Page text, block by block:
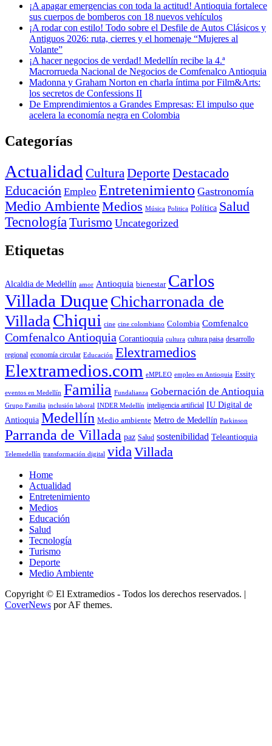
¡A apagar emergencias con toda la actitud! Antioquia fortalece
sus cuerpos de bomberos con 18 nuevos vehículos
¡A rodar con estilo! Todo sobre el Desfile de Autos Clásicos y
Antiguos 2026: ruta, cierres y el homenaje “Mujeres al
Volante”
¡A hacer negocios de verdad! Medellín recibe la 4.ª
Macrorrueda Nacional de Negocios de Comfenalco Antioquia
Madonna y Graham Norton en charla íntima por Film&Arts:
los secretos de Confessions II
De Emprendimientos a Grandes Empresas: El impulso que
acelera la economía negra en Colombia
Categorías
Actualidad CulturaDeporte Destacado
Educación Empleo Entretenimiento Gastronomía
Medio AmbienteMedios Música Politica Política Salud
TecnologíaTurismo Uncategorized
Etiquetas
Alcaldia de Medellín amor Antioquia bienestar Carlos
Villada Duque Chicharronada de
VilladaChiqui cine cine colombiano Colombia Comfenalco
Comfenalco Antioquia Corantioquia cultura cultura paisa desarrollo
regional economía circular Educación Elextramedios
Elextramedios.com eMPLEO empleo en Antioquia Essity
eventos en Medellín Familia Fundalianza Gobernación de Antioquia
Grupo Familia inclusión laboral INDER Medellín inteligencia artificial IU Digital de
Antioquia Medellín Medio ambiente Metro de Medellín Parkinson
Parranda de Villada paz Salud sostenibilidad Teleantioquia
Telemedellín transformación digital vida Villada
Home
Actualidad
Entretenimiento
Medios
Educación
Salud
Tecnología
Turismo
Deporte
Medio Ambiente
Copyright © El Extramedios - Todos los derechos reservados. |
CoverNews por AF themes.